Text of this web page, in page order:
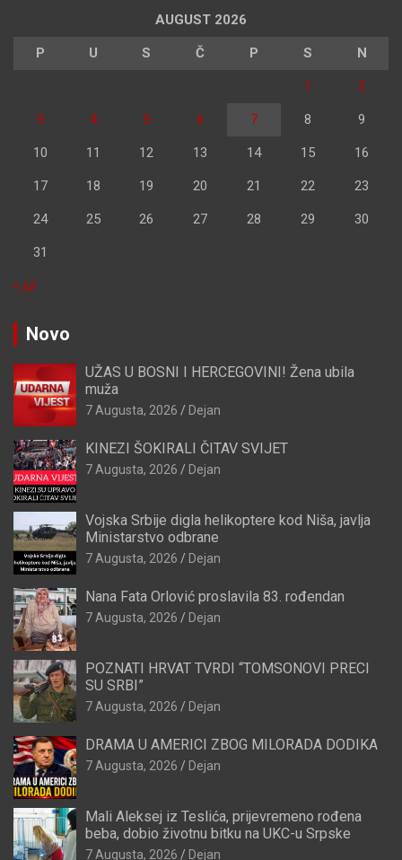
AUGUST 2026
P U S Č P S N
1 2
3 4 5 6 7 8 9
10 11 12 13 14 15 16
17 18 19 20 21 22 23
24 25 26 27 28 29 30
31
« jul
Novo
UŽAS U BOSNI I HERCEGOVINI! Žena ubila
muža
7 Augusta, 2026 Dejan
KINEZI ŠOKIRALI ČITAV SVIJET
7 Augusta, 2026 Dejan
Vojska Srbije digla helikoptere kod Niša, javlja
Ministarstvo odbrane
7 Augusta, 2026 Dejan
Nana Fata Orlović proslavila 83. rođendan
7 Augusta, 2026 Dejan
POZNATI HRVAT TVRDI “TOMSONOVI PRECI
SU SRBI”
7 Augusta, 2026 Dejan
DRAMA U AMERICI ZBOG MILORADA DODIKA
7 Augusta, 2026 Dejan
Mali Aleksej iz Teslića, prijevremeno rođena
beba, dobio životnu bitku na UKC-u Srpske
7 Augusta, 2026 Dejan